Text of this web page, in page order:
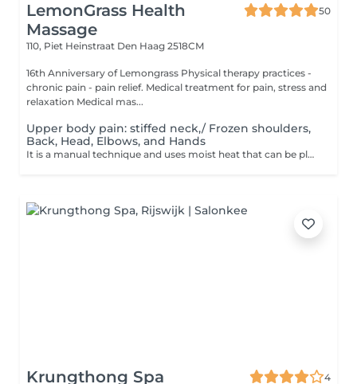
LemonGrass Health
Massage
50
110, Piet Heinstraat Den Haag 2518CM
16th Anniversary of Lemongrass Physical therapy practices -
chronic pain - pain relief. Medical treatment for pain, stress and
relaxation Medical mas...
Upper body pain: stiffed neck,/ Frozen shoulders,
Back, Head, Elbows, and Hands
It is a manual technique and uses moist heat that can be placed on areas of tension and pain to relieve symptoms. It is also a device that can help to relax and stimulate blood circulation. It also uses pulling and bending techniques to create a balance in weight bearing. It can also relieve neck pain, shoulder pain, or muscle tension, and reduce tissue adhesions.
Krungthong Spa
4